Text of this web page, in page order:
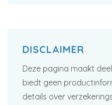
DISCLAIMER
Deze pagina maakt
biedt geen
details over